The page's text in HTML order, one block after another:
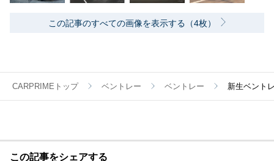
この記事のすべての画像を表示する（4枚）
CARPRIMEトップ ベントレー ベントレー 新生ベント
この記事をシェアする